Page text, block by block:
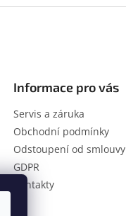
Informace pro vás
Servis a záruka
Obchodní podmínky
Odstoupení od smlouvy
GDPR
Kontakty